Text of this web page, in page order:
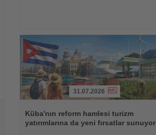
Oku
31.07.2026
Küba'nın reform hamlesi turizm
yatırımlarına da yeni fırsatlar sunuyor